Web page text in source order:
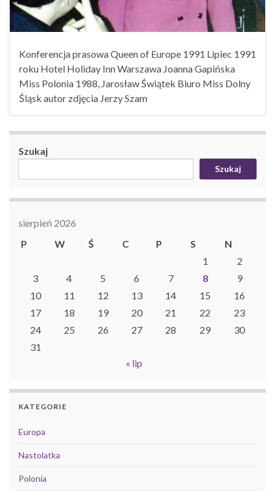
Konferencja prasowa Queen of Europe 1991 Lipiec 1991
roku Hotel Holiday Inn Warszawa Joanna Gapińska
Miss Polonia 1988, Jarosław Świątek Biuro Miss Dolny
Śląsk autor zdjęcia Jerzy Szam
Szukaj
Szukaj
sierpień 2026
P
W Ś C P S
N
1
2
3
4 5 6 7 8
9
10
11 12 13 14 15
16
17
18 19 20 21 22
23
24
25 26 27 28 29
30
31
« lip
KATEGORIE
Europa
Nastolatka
Polonia